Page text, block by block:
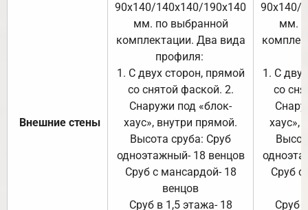
Внешние стены
90х140/140х140/190х140
мм. по выбранной
комплектации. Два вида
профиля:
1. С двух сторон, прямой
со снятой фаской. 2.
Снаружи под «блок-
хаус», внутри прямой.
Высота сруба: Сруб
одноэтажный- 18 венцов
Сруб с мансардой- 18
венцов
Сруб в 1,5 этажа- 18
90х140/
мм.
1. С
со
хаус»,
Сруб с
Сруб